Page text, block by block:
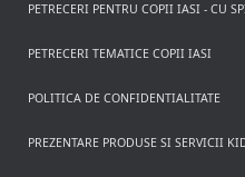
PETRECERI PENTRU COPII IASI - CU
PETRECERI TEMATICE COPII IASI
POLITICA DE CONFIDENTIALITATE
PREZENTARE PRODUSE SI SERVICII